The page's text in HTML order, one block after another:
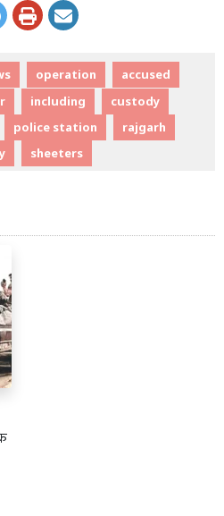
operation
accused
including
custody
police station
rajgarh
sheeters